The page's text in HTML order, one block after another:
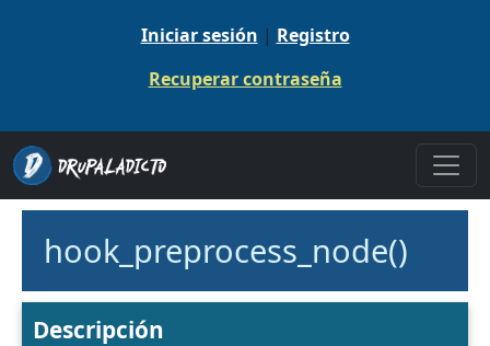
Iniciar sesión | Registro
Recuperar contraseña
hook_preprocess_node()
Descripción